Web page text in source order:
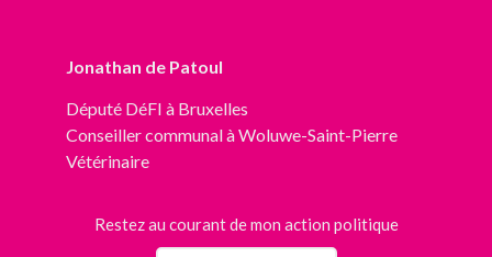
Jonathan de Patoul
Député DéFI à Bruxelles
Conseiller communal à Woluwe-Saint-Pierre
Vétérinaire
Restez au courant de mon action politique